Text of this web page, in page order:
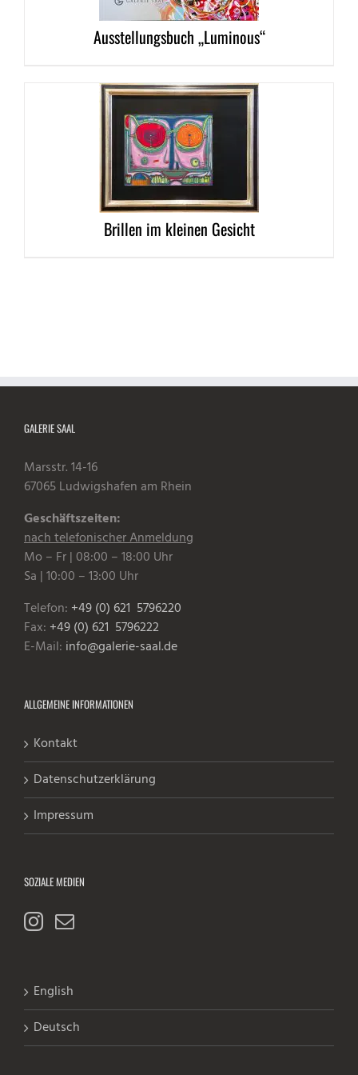
Ausstellungsbuch „Luminous“
Brillen im kleinen Gesicht
GALERIE SAAL
Marsstr. 14-16
67065 Ludwigshafen am Rhein
Geschäftszeiten:
nach telefonischer Anmeldung
Mo – Fr | 08:00 – 18:00 Uhr
Sa | 10:00 – 13:00 Uhr
Telefon: +49 (0) 621 5796220
Fax: +49 (0) 621 5796222
E-Mail: info@galerie-saal.de
ALLGEMEINE INFORMATIONEN
Kontakt
Datenschutzerklärung
Impressum
SOZIALE MEDIEN
English
Deutsch